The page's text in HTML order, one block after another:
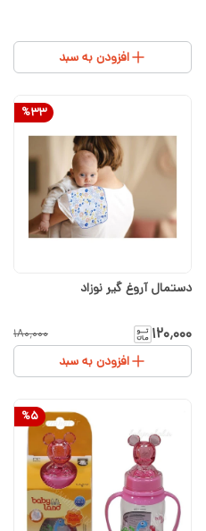
افزودن به سبد
%33
دستمال آروغ گیر نوزاد
۱۲۰٬۰۰۰ ۱۸۰٬۰۰۰
افزودن به سبد
%5